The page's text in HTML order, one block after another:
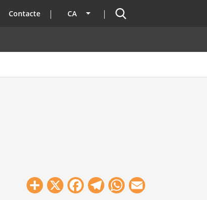
Contacte CA Llista les accions addicionals
Cercador
Share
X Facebook
Telegram
WhatsApp